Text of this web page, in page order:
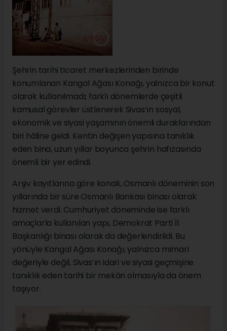
Şehrin tarihi ticaret merkezlerinden birinde
konumlanan Kangal Ağası Konağı, yalnızca bir konut
olarak kullanılmadı; farklı dönemlerde çeşitli
kamusal görevler üstlenerek Sivas’ın sosyal,
ekonomik ve siyasi yaşamının önemli duraklarından
biri hâline geldi. Kentin değişen yapısına tanıklık
eden bina, uzun yıllar boyunca şehrin hafızasında
önemli bir yer edindi.
Arşiv kayıtlarına göre konak, Osmanlı döneminin son
yıllarında bir süre Osmanlı Bankası binası olarak
hizmet verdi. Cumhuriyet döneminde ise farklı
amaçlarla kullanılan yapı, Demokrat Parti İl
Başkanlığı binası olarak da değerlendirildi. Bu
yönüyle Kangal Ağası Konağı, yalnızca mimari
değeriyle değil, Sivas’ın idari ve siyasi geçmişine
tanıklık eden tarihi bir mekân olmasıyla da önem
taşıyor.